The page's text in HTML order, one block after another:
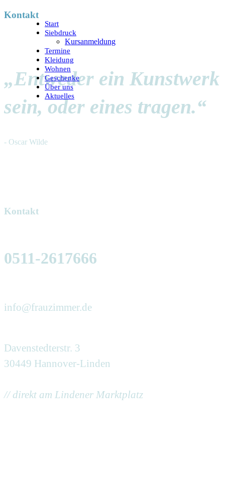
Kontakt
„Entweder ein Kunstwerk
sein, oder eines tragen.“
- Oscar Wilde
Kontakt
0511-2617666
info@frauzimmer.de
Davenstedterstr. 3
30449 Hannover-Linden
// direkt am Lindener Marktplatz
Start
Siebdruck
Kursanmeldung
Termine
Kleidung
Wohnen
Geschenke
Über uns
Aktuelles